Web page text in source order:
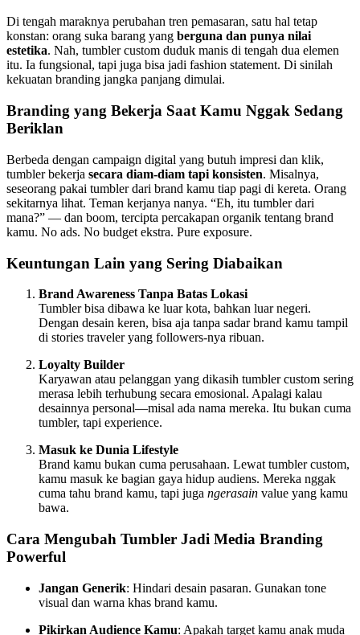
Di tengah maraknya perubahan tren pemasaran, satu hal tetap
konstan: orang suka barang yang berguna dan punya nilai
estetika. Nah, tumbler custom duduk manis di tengah dua elemen
itu. Ia fungsional, tapi juga bisa jadi fashion statement. Di sinilah
kekuatan branding jangka panjang dimulai.
Branding yang Bekerja Saat Kamu Nggak Sedang
Beriklan
Berbeda dengan campaign digital yang butuh impresi dan klik,
tumbler bekerja secara diam-diam tapi konsisten. Misalnya,
seseorang pakai tumbler dari brand kamu tiap pagi di kereta. Orang
sekitarnya lihat. Teman kerjanya nanya. “Eh, itu tumbler dari
mana?” — dan boom, tercipta percakapan organik tentang brand
kamu. No ads. No budget ekstra. Pure exposure.
Keuntungan Lain yang Sering Diabaikan
Brand Awareness Tanpa Batas Lokasi
Tumbler bisa dibawa ke luar kota, bahkan luar negeri.
Dengan desain keren, bisa aja tanpa sadar brand kamu tampil
di stories traveler yang followers-nya ribuan.
Loyalty Builder
Karyawan atau pelanggan yang dikasih tumbler custom sering
merasa lebih terhubung secara emosional. Apalagi kalau
desainnya personal—misal ada nama mereka. Itu bukan cuma
tumbler, tapi experience.
Masuk ke Dunia Lifestyle
Brand kamu bukan cuma perusahaan. Lewat tumbler custom,
kamu masuk ke bagian gaya hidup audiens. Mereka nggak
cuma tahu brand kamu, tapi juga ngerasain value yang kamu
bawa.
Cara Mengubah Tumbler Jadi Media Branding
Powerful
Jangan Generik: Hindari desain pasaran. Gunakan tone
visual dan warna khas brand kamu.
Pikirkan Audience Kamu: Apakah target kamu anak muda